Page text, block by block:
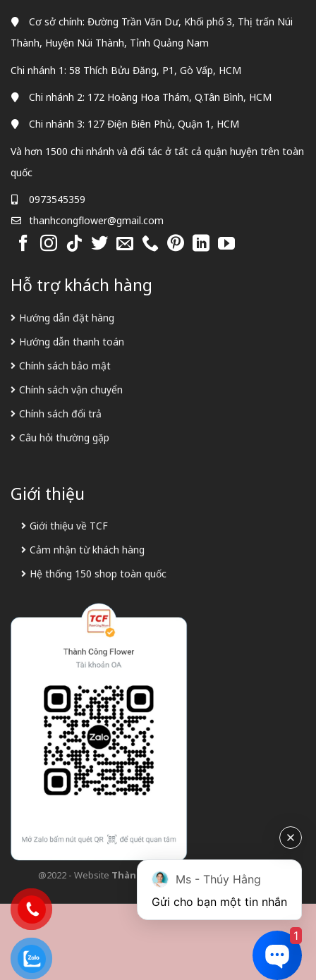
Cơ sở chính: Đường Trần Văn Dư, Khối phố 3, Thị trấn Núi
Thành, Huyện Núi Thành, Tỉnh Quảng Nam
Chi nhánh 1: 58 Thích Bửu Đăng, P1, Gò Vấp, HCM
Chi nhánh 2: 172 Hoàng Hoa Thám, Q.Tân Bình, HCM
Chi nhánh 3: 127 Điện Biên Phủ, Quận 1, HCM
Và hơn 1500 chi nhánh và đối tác ở tất cả quận huyện trên toàn
quốc
0973545359
thanhcongflower@gmail.com
Hỗ trợ khách hàng
Hướng dẫn đặt hàng
Hướng dẫn thanh toán
Chính sách bảo mật
Chính sách vận chuyển
Chính sách đổi trả
Câu hỏi thường gặp
Giới thiệu
Giới thiệu về TCF
Cảm nhận từ khách hàng
Hệ thống 150 shop toàn quốc
@2022 - Website Thành Công Flower| Design bởi
Ms - Thúy Hằng
Gửi cho bạn một tin nhắn
1